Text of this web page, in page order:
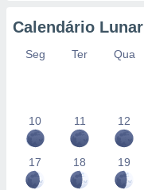
Calendário Lunar
Seg Ter Qua
10 11 12
17 18 19